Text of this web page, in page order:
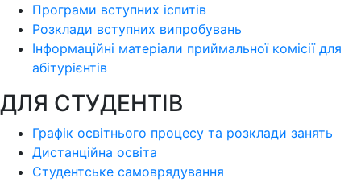
Програми вступних іспитів
Розклади вступних випробувань
Інформаційні матеріали приймальної комісії для
абітурієнтів
ДЛЯ СТУДЕНТІВ
Графік освітнього процесу та розклади занять
Дистанційна освіта
Студентське самоврядування